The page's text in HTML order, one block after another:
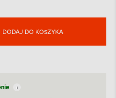
DODAJ DO KOSZYKA